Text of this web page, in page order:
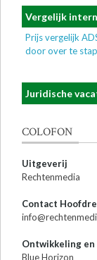
Vergelijk
Prijs vergelijk
door over te
Juridische
COLOFON
Uitgeverij
Rechtenmedia
Contact
Ontwikkeling
Blue Horizon